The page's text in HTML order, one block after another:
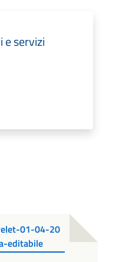
servizi
01-04-20
editabile